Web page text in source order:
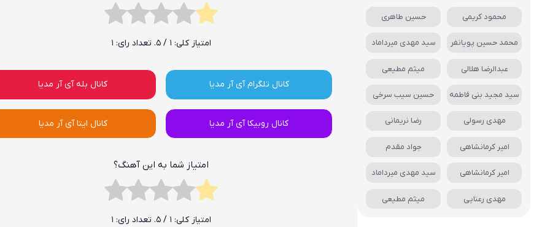
امتیاز کلی: 1 / 5. تعداد رای: 1
کانال تلگرام آی آر مدیا کانال بله آی آر مدیا
کانال روبیکا آی آر مدیا کانال ایتا آی آر مدیا
امتیاز شما به این آهنگ؟
امتیاز کلی: 1 / 5. تعداد رای: 1
محمود کریمی حسین طاهری
محمد حسین پویانفر سید مهدی میرداماد
عبدالرضا هلالی میثم مطیعی
سید مجید بنی فاطمه حسین سیب سرخی
مهدی رسولی رضا نریمانی
امیر کرمانشاهی جواد مقدم
امیر کرمانشاهی سید مهدی میرداماد
مهدی رعنایی میثم مطیعی